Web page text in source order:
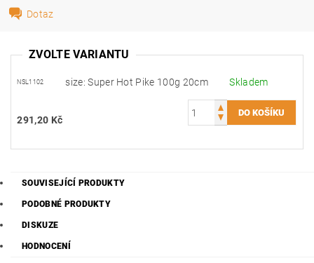
Dotaz
ZVOLTE VARIANTU
NSL1102 size: Super Hot Pike 100g 20cm Skladem
291,20 Kč
SOUVISEJÍCÍ PRODUKTY
PODOBNÉ PRODUKTY
DISKUZE
HODNOCENÍ